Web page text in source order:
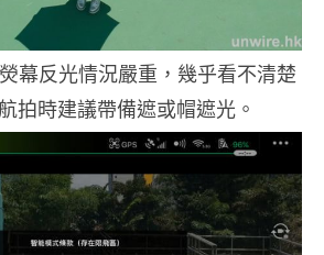
幕反光情況嚴重，幾乎看不清楚
拍時建議帶備遮或帽遮光。